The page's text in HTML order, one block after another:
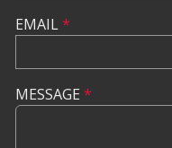
EMAIL*
MESSAGE *